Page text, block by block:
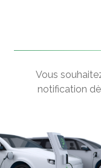
Vous
notification